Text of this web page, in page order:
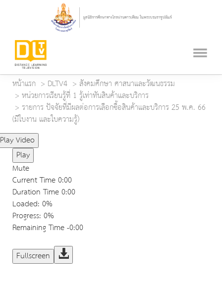
หน้าแรก DLTV4
สังคมศึกษา ศาสนาและวัฒนธรรม
หน่วยการเรียนรู้ที่ 1 รู้เท่าทันสินค้าและบริการ
รายการ ปัจจัยที่มีผลต่อการเลือกซื้อสินค้าและบริการ 25 พ.ค. 66
(มีใบงาน และใบความรู้)
Play Video
Play
Mute
Current Time0:00
Duration Time0:00
Loaded: 0%
Progress: 0%
Remaining Time-0:00
Fullscreen